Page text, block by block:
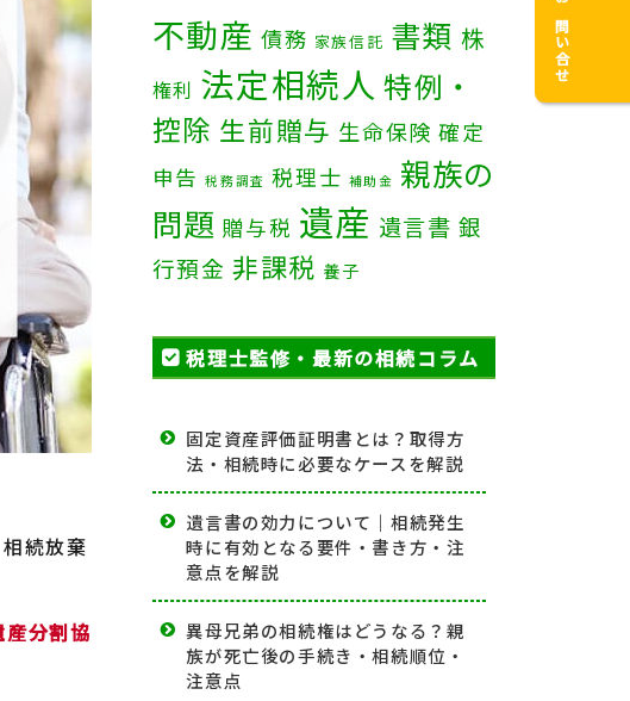
続放棄
産分割協
不動産 債務 家族信託 書類 株
権利 法定相続人 特例・
控除 生前贈与 生命保険 確定
申告 税務調査 税理士 補助金 親族の
問題 贈与税 遺産 遺言書 銀
行預金 非課税 養子
税理士監修・最新の相続コラム
固定資産評価証明書とは？取得方
法・相続時に必要なケースを解説
遺言書の効力について｜相続発生
時に有効となる要件・書き方・注
意点を解説
異母兄弟の相続権はどうなる？親
族が死亡後の手続き・相続順位・
注意点
お問い合せ